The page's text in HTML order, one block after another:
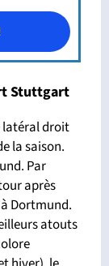
Stuttgart
latéral droit
la saison.
Par
après
Dortmund.
atouts